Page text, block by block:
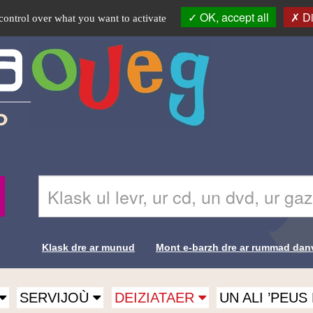
over what you want to activate OK, accept all
Recherche-
Br
e-
barzh
lec'hienn
Liens de
recherche-
Klask dre ar munud Mont e-barzh dre ar rummad
SERVIJOÙ DEIZIATAER
UN ALI